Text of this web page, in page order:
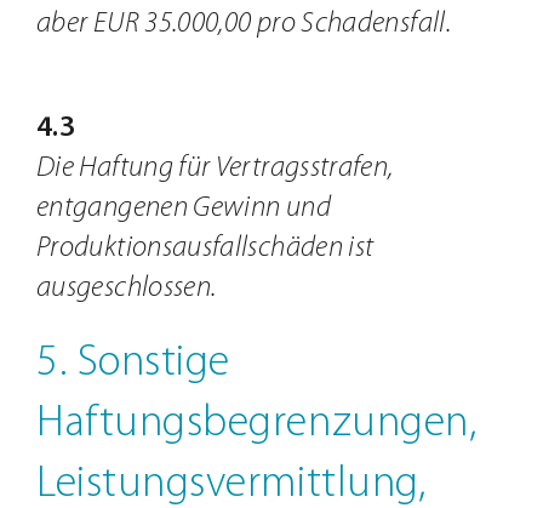
aber EUR 35.000,00 pro Schadensfall.
4.3
Die Haftung für Vertragsstrafen,
entgangenen Gewinn und
Produktionsausfallschäden ist
ausgeschlossen.
5. Sonstige
Haftungsbegrenzungen,
Leistungsvermittlung,